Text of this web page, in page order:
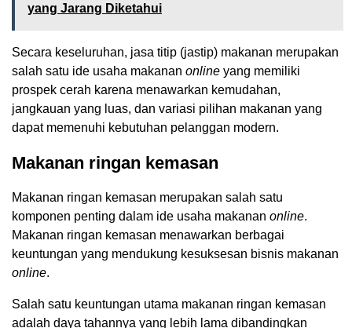
yang Jarang Diketahui
Secara keseluruhan, jasa titip (jastip) makanan merupakan
salah satu ide usaha makanan online yang memiliki
prospek cerah karena menawarkan kemudahan,
jangkauan yang luas, dan variasi pilihan makanan yang
dapat memenuhi kebutuhan pelanggan modern.
Makanan ringan kemasan
Makanan ringan kemasan merupakan salah satu
komponen penting dalam ide usaha makanan online.
Makanan ringan kemasan menawarkan berbagai
keuntungan yang mendukung kesuksesan bisnis makanan
online.
Salah satu keuntungan utama makanan ringan kemasan
adalah daya tahannya yang lebih lama dibandingkan